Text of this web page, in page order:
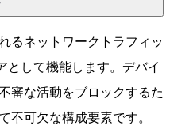
るネットワークトラフィッ
として機能します。デバイ
審な活動をブロックするた
不可欠な構成要素です。